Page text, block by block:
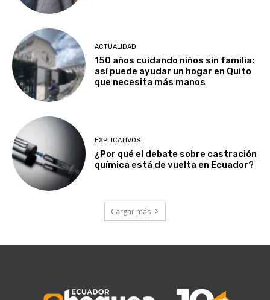
ACTUALIDAD
150 años cuidando niños sin familia:
así puede ayudar un hogar en Quito
que necesita más manos
EXPLICATIVOS
¿Por qué el debate sobre castración
química está de vuelta en Ecuador?
Cargar más